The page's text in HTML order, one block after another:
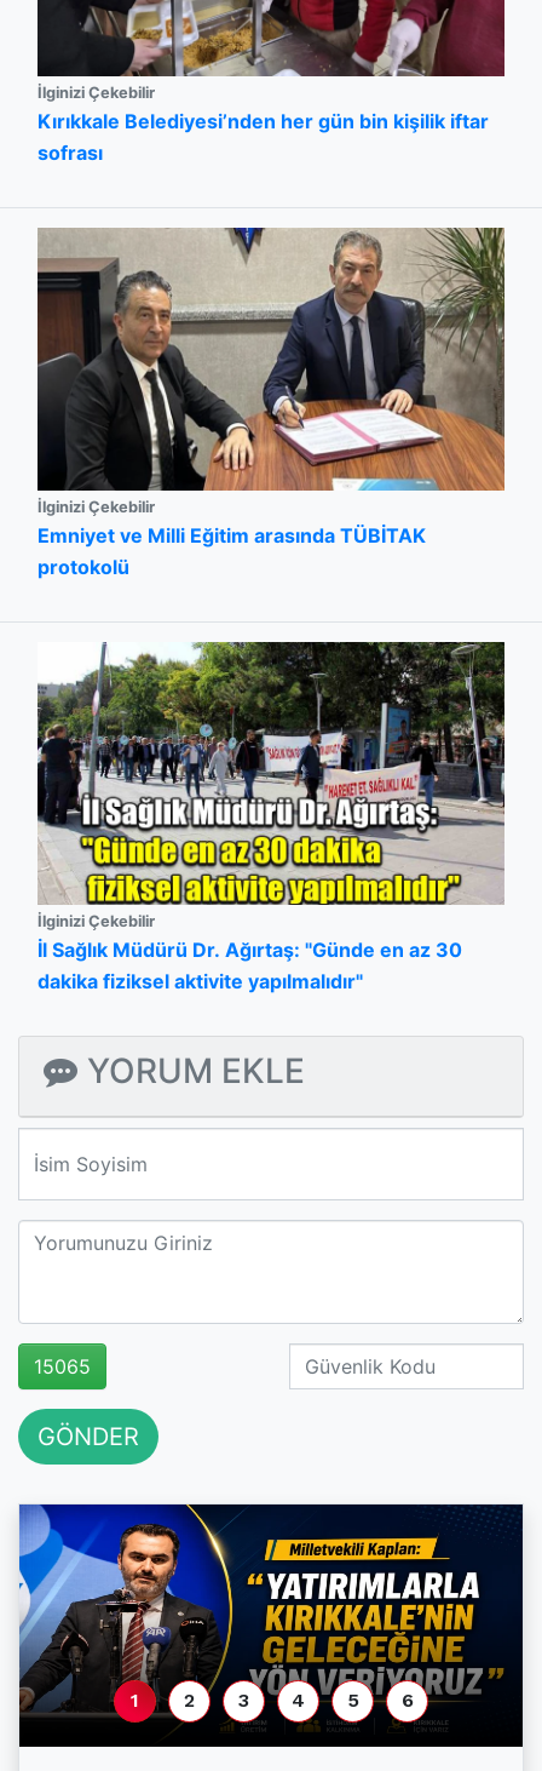
İlginizi Çekebilir
Kırıkkale Belediyesi’nden her gün bin kişilik iftar
sofrası
İlginizi Çekebilir
Emniyet ve Milli Eğitim arasında TÜBİTAK
protokolü
İlginizi Çekebilir
İl Sağlık Müdürü Dr. Ağırtaş: "Günde en az 30
dakika fiziksel aktivite yapılmalıdır"
YORUM EKLE
15065
GÖNDER
1 2 3 4 5 6